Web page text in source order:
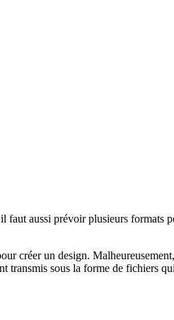
faut aussi prévoir plusieurs formats
créer un design.
transmis sous la forme de fichiers